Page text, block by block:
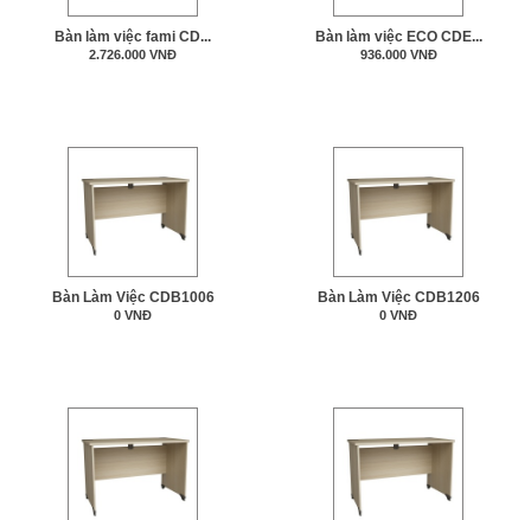
Bàn làm việc fami CD...
2.726.000 VNĐ
Bàn làm việc ECO CDE...
936.000 VNĐ
Bàn Làm Việc CDB1006
0 VNĐ
Bàn Làm Việc CDB1206
0 VNĐ